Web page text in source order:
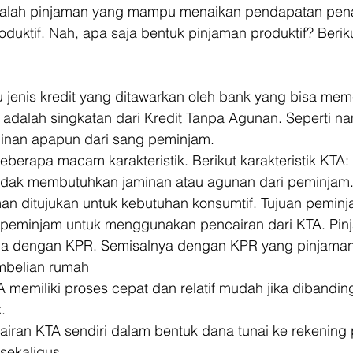
pinjaman yang mampu menaikan pendapatan
Nah, apa saja bentuk pinjaman produktif?
jenis kredit yang ditawarkan oleh bank yang bisa
singkatan dari Kredit Tanpa Agunan. Seperti
apapun dari sang peminjam.
macam karakteristik. Berikut karakteristik KTA:
membutuhkan jaminan atau agunan dari peminjam.
ditujukan untuk kebutuhan konsumtif. Tujuan
untuk menggunakan pencairan dari KTA.
dengan KPR. Semisalnya dengan KPR yang
rumah
memiliki proses cepat dan relatif mudah jika
KTA sendiri dalam bentuk dana tunai ke